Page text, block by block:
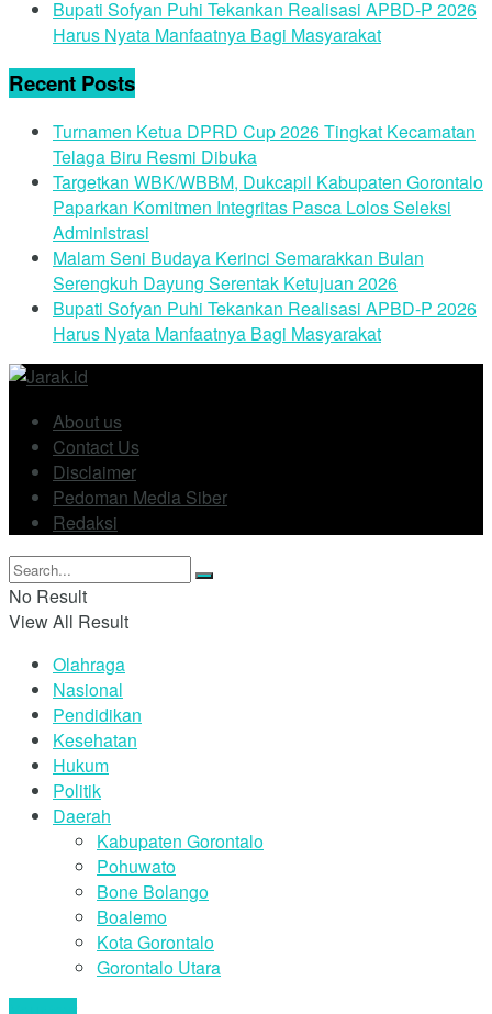
Bupati Sofyan Puhi Tekankan Realisasi APBD-P 2026
Harus Nyata Manfaatnya Bagi Masyarakat
Recent Posts
Turnamen Ketua DPRD Cup 2026 Tingkat Kecamatan
Telaga Biru Resmi Dibuka
Targetkan WBK/WBBM, Dukcapil Kabupaten Gorontalo
Paparkan Komitmen Integritas Pasca Lolos Seleksi
Administrasi
Malam Seni Budaya Kerinci Semarakkan Bulan
Serengkuh Dayung Serentak Ketujuan 2026
Bupati Sofyan Puhi Tekankan Realisasi APBD-P 2026
Harus Nyata Manfaatnya Bagi Masyarakat
About us
Contact Us
Disclaimer
Pedoman Media Siber
Redaksi
No Result
View All Result
Olahraga
Nasional
Pendidikan
Kesehatan
Hukum
Politik
Daerah
Kabupaten Gorontalo
Pohuwato
Bone Bolango
Boalemo
Kota Gorontalo
Gorontalo Utara